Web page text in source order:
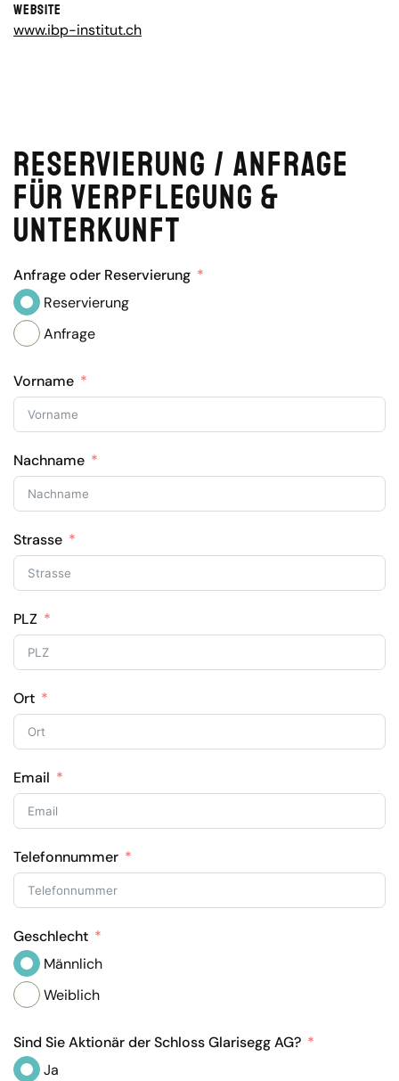
Website
www.ibp-institut.ch
Reservierung / Anfrage
für Verpflegung &
Unterkunft
Anfrage oder Reservierung
Reservierung
Anfrage
Vorname
Nachname
Strasse
PLZ
Ort
Email
Telefonnummer
Geschlecht
Männlich
Weiblich
Sind Sie Aktionär der Schloss Glarisegg AG?
Ja